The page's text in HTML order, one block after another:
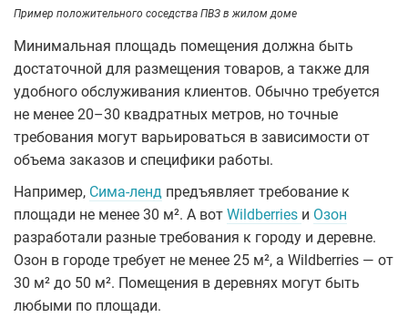
Пример положительного соседства ПВЗ в жилом доме
Минимальная площадь помещения должна быть
достаточной для размещения товаров, а также для
удобного обслуживания клиентов. Обычно требуется
не менее 20–30 квадратных метров, но точные
требования могут варьироваться в зависимости от
объема заказов и специфики работы.
Например, Сима-ленд предъявляет требование к
площади не менее 30 м². А вот Wildberries и Озон
разработали разные требования к городу и деревне.
Озон в городе требует не менее 25 м², а Wildberries ― от
30 м² до 50 м². Помещения в деревнях могут быть
любыми по площади.